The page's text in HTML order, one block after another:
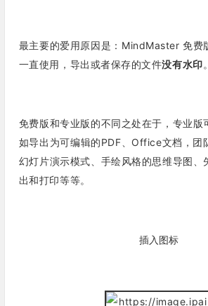
最主要的爱用原因是： MindMaster 免费
一直使用，导出或者保存的文件没有水印。
免费版和专业版的不同之处在于，专业版
如导出为可编辑的PDF、Office文档，团
幻灯片演示模式、手绘风格的思维导图、
出和打印等等。
插入图标